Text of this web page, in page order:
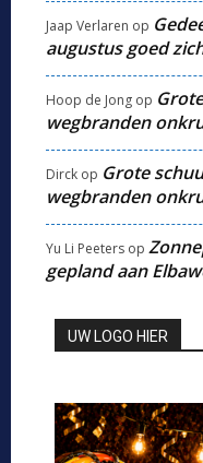
Jaap Verlaren op
augustus goed
Hoop de Jong op
wegbranden
Dirck op Grote
wegbranden
Yu Li Peeters op
gepland aan
UW LOGO HIER